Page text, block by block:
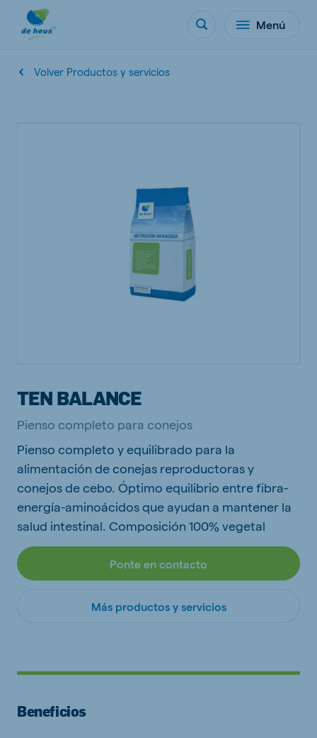
Menú
Volver Productos y servicios
TEN BALANCE
Pienso completo para conejos
Pienso completo y equilibrado para la
alimentación de conejas reproductoras y
conejos de cebo. Óptimo equilibrio entre fibra-
energía-aminoácidos que ayudan a mantener la
salud intestinal. Composición 100% vegetal
Ponte en contacto
Más productos y servicios
Beneficios